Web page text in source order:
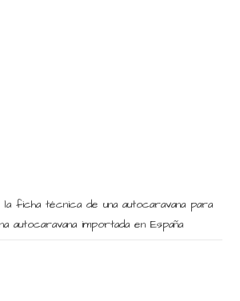
ficha técnica de una autocaravana para
autocaravana importada en España